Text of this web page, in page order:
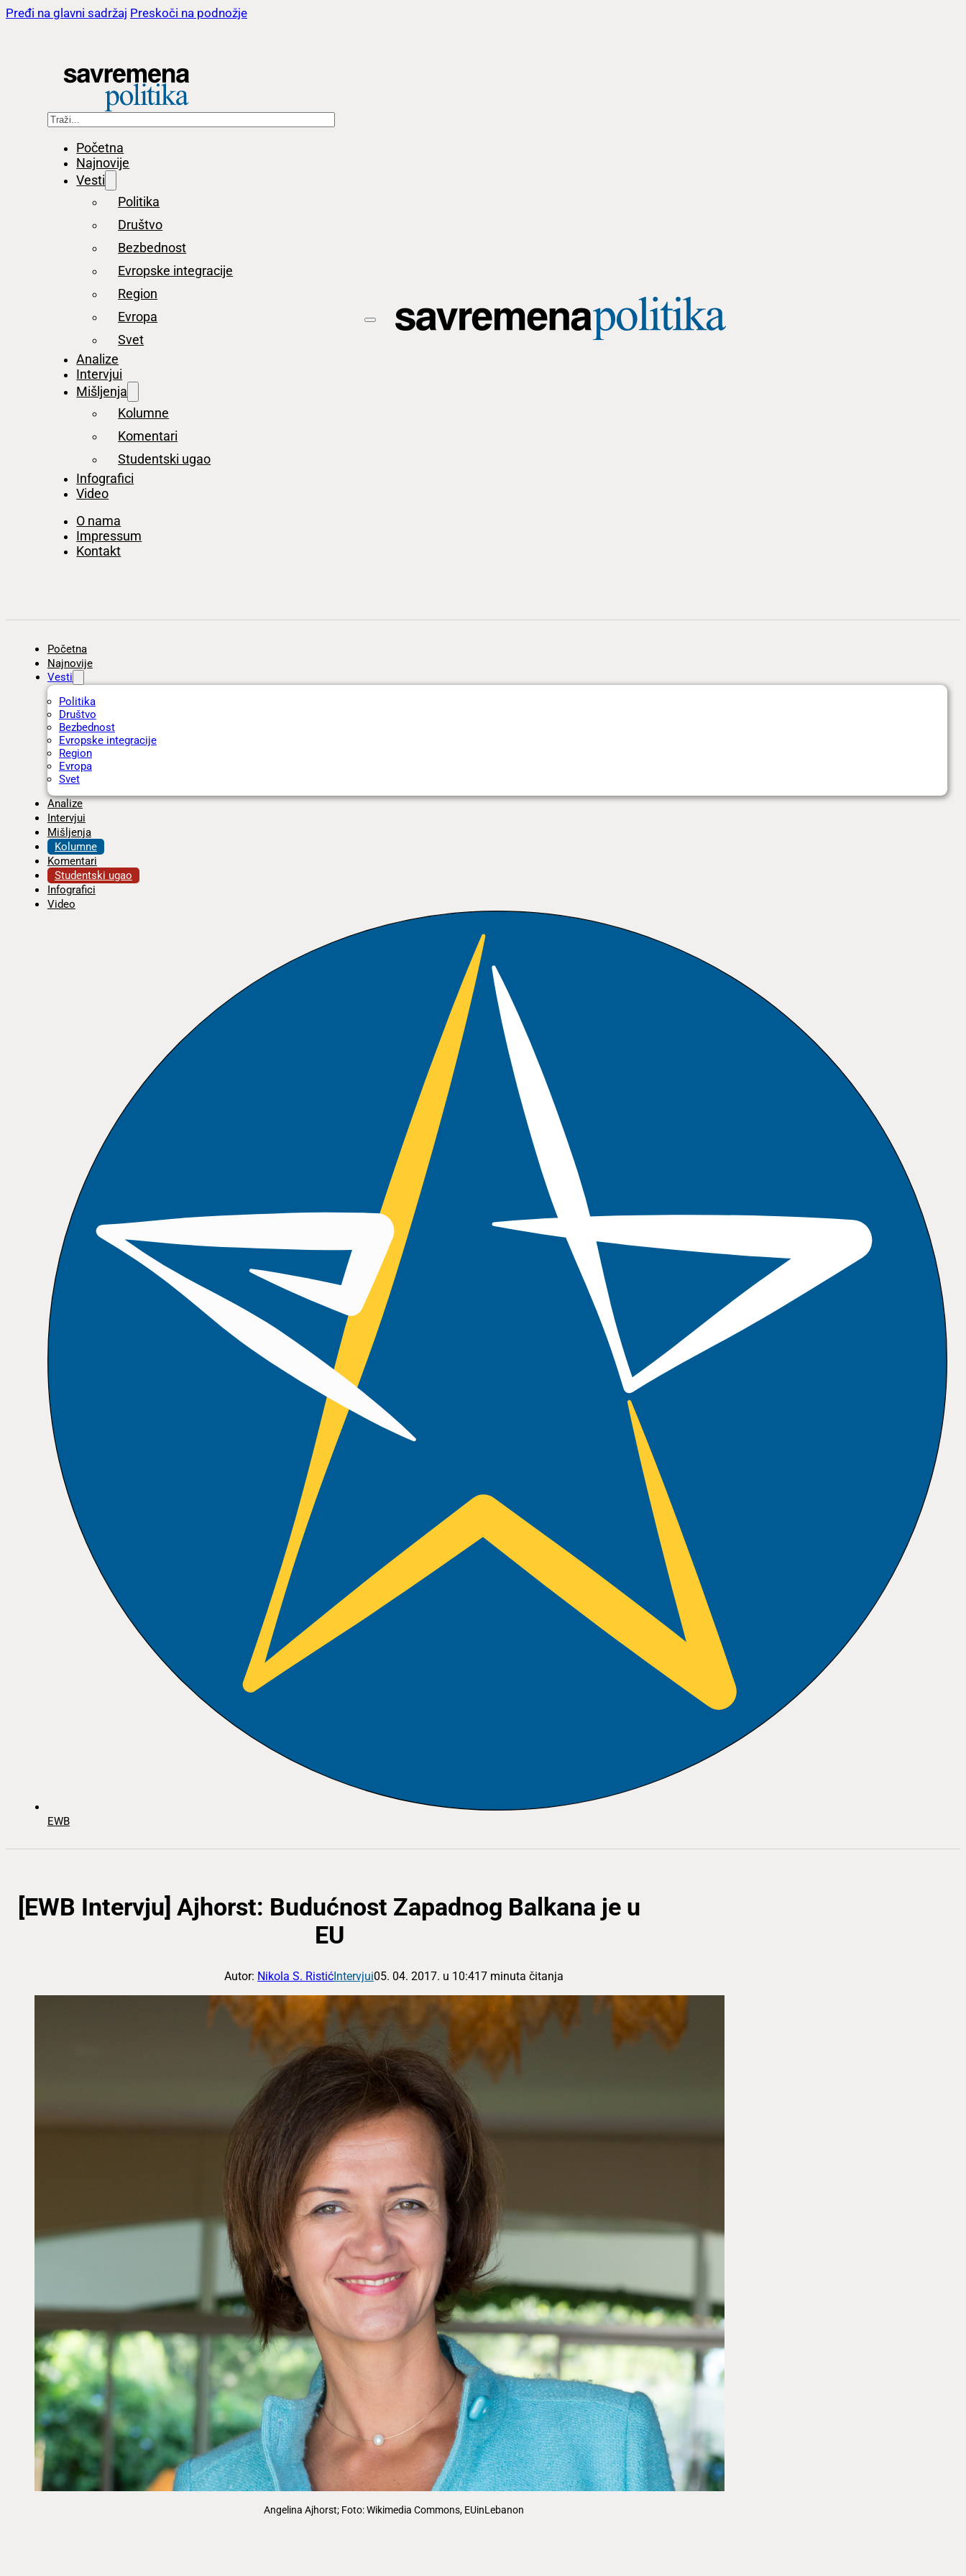
Pređi na glavni sadržaj Preskoči na podnožje
Pretraga
Početna
Najnovije
Vesti
Politika
Društvo
Bezbednost
Evropske integracije
Region
Evropa
Svet
Analize
Intervjui
Mišljenja
Kolumne
Komentari
Studentski ugao
Infografici
Video
O nama
Impressum
Kontakt
Početna
Najnovije
Vesti
Politika
Društvo
Bezbednost
Evropske integracije
Region
Evropa
Svet
Analize
Intervjui
Mišljenja
Kolumne
Komentari
Studentski ugao
Infografici
Video
EWB
[EWB Intervju] Ajhorst: Budućnost Zapadnog Balkana je u
EU
Autor: Nikola S. RistićIntervjui05. 04. 2017. u 10:417 minuta čitanja
Angelina Ajhorst; Foto: Wikimedia Commons, EUinLebanon